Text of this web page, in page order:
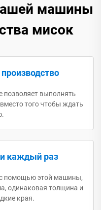
машины
мисок
позволяет выполнять
того чтобы ждать
каждый раз
помощью этой машины,
одинаковая толщина и
края.